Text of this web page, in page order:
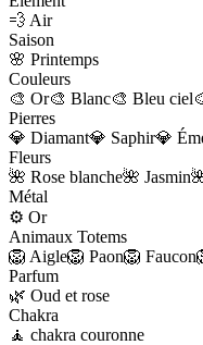
💨 Air
Saison
🌸 Printemps
Couleurs
🎨 Or🎨 Blanc🎨 Bleu ciel
Pierres
💎 Diamant💎 Saphir💎
Fleurs
🌺 Rose blanche🌺 Jasmin
Métal
⚙️ Or
Animaux Totems
🦁 Aigle🦁 Paon🦁 Faucon
Parfum
🌿 Oud et rose
Chakra
🧘 chakra couronne